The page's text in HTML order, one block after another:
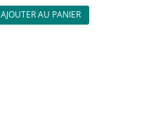
AJOUTER AU PANIER